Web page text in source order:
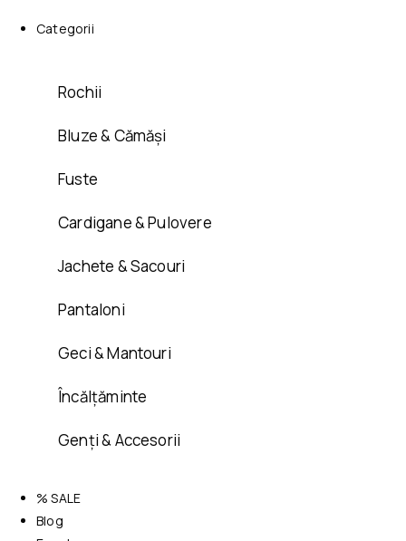
Categorii
Rochii
Bluze & Cămăși
Fuste
Cardigane & Pulovere
Jachete & Sacouri
Pantaloni
Geci & Mantouri
Încălțăminte
Genți & Accesorii
% SALE
Blog